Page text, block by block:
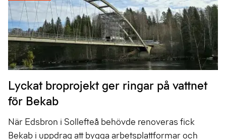
Lyckat broprojekt ger ringar på vattnet
för Bekab
När Edsbron i Sollefteå behövde renoveras fick
Bekab i uppdrag att bygga arbetsplattformar och